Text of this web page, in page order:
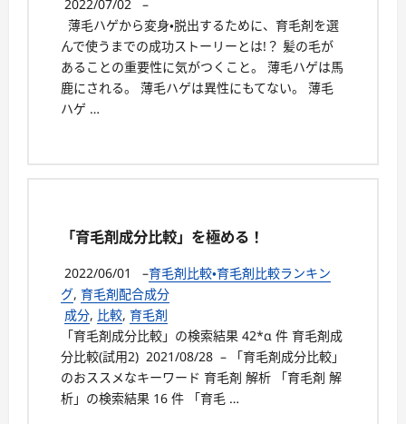
2022/07/02
–
薄毛ハゲから変身・脱出するために、育毛剤を選
んで使うまでの成功ストーリーとは!？ 髪の毛が
あることの重要性に気がつくこと。 薄毛ハゲは馬
鹿にされる。 薄毛ハゲは異性にもてない。 薄毛
ハゲ …
「育毛剤成分比較」を極める！
2022/06/01 –育毛剤比較・育毛剤比較ランキン
グ, 育毛剤配合成分
成分, 比較, 育毛剤
「育毛剤成分比較」の検索結果 42*α 件 育毛剤成
分比較(試用2) 2021/08/28 – 「育毛剤成分比較」
のおススメなキーワード 育毛剤 解析 「育毛剤 解
析」の検索結果 16 件 「育毛 …